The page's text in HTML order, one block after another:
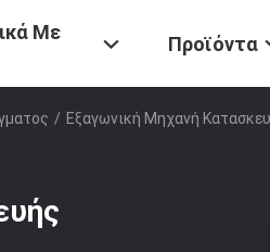
Με
Προϊόντα
/ Εξαγωνική Μηχανή